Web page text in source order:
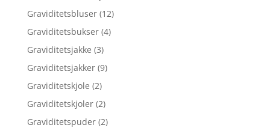
Graviditetsbluser (12)
Graviditetsbukser (4)
Graviditetsjakke (3)
Graviditetsjakker (9)
Graviditetskjole (2)
Graviditetskjoler (2)
Graviditetspuder (2)